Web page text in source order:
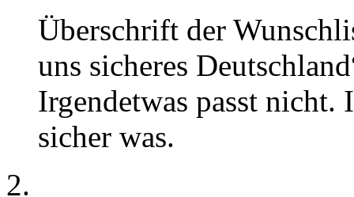
Überschrift der
uns sicheres
Irgendetwas passt
sicher was.